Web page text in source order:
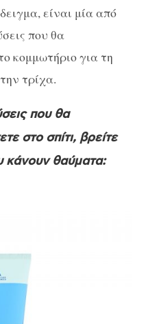
είναι μία από
που θα
κομμωτήριο για τη
τρίχα.
που θα
στο σπίτι, βρείτε
κάνουν θαύματα: